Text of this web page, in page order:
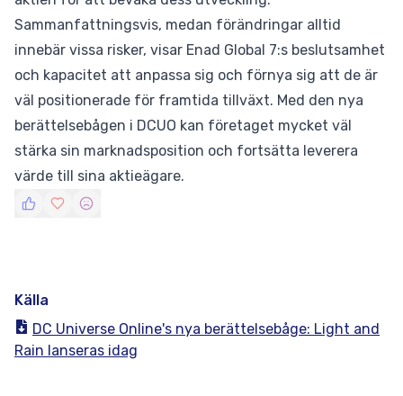
Sammanfattningsvis, medan förändringar alltid
innebär vissa risker, visar Enad Global 7:s beslutsamhet
och kapacitet att anpassa sig och förnya sig att de är
väl positionerade för framtida tillväxt. Med den nya
berättelsebågen i DCUO kan företaget mycket väl
stärka sin marknadsposition och fortsätta leverera
värde till sina aktieägare.
Källa
DC Universe Online's nya berättelsebåge: Light and
Rain lanseras idag